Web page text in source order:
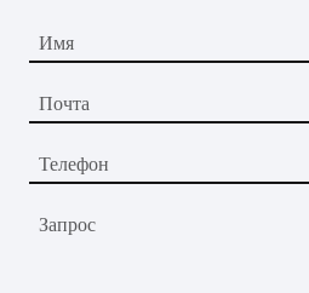
Имя
Почта
Телефон
Запрос